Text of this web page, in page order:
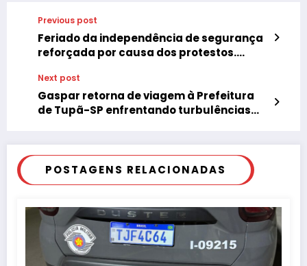
Previous post
Feriado da independência de segurança
reforçada por causa dos protestos.
Next post
Gaspar retorna de viagem à Prefeitura
de Tupã-SP enfrentando turbulências
POSTAGENS RELACIONADAS